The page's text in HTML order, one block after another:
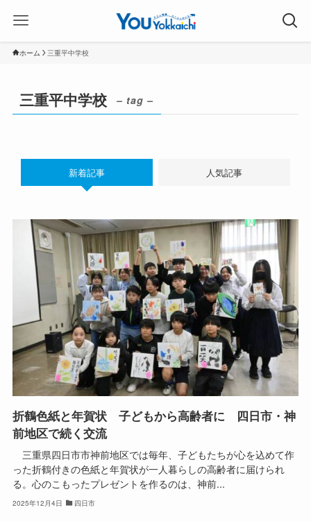
ホーム 三重平中学校
三重平中学校 – tag –
新着記事 人気記事
折鶴色紙と年賀状 子どもから高齢者に 四日市・神
前地区で続く交流
三重県四日市市神前地区では毎年、子どもたちが心を込めて作
った折鶴付きの色紙と年賀状が一人暮らしの高齢者に届けられ
る。心のこもったプレゼントを作るのは、神前...
2025年12月4日 四日市